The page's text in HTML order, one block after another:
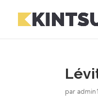
par